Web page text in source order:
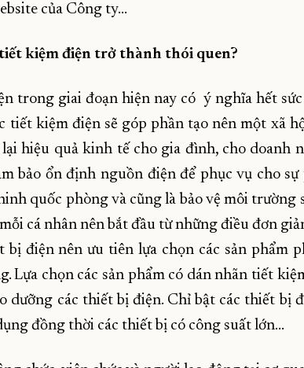
của Công ty…
kiệm điện trở thành thói quen?
trong giai đoạn hiện nay có ý nghĩa hết
tiết kiệm điện sẽ góp phần tạo nên một xã
hiệu quả kinh tế cho gia đình, cho doanh
bảo ổn định nguồn điện để phục vụ cho
quốc phòng và cũng là bảo vệ môi trường
cá nhân nên bắt đầu từ những điều đơn
bị điện nên ưu tiên lựa chọn các sản phẩm
Lựa chọn các sản phẩm có dán nhãn tiết
dưỡng các thiết bị điện. Chỉ bật các thiết bị
đồng thời các thiết bị có công suất lớn…